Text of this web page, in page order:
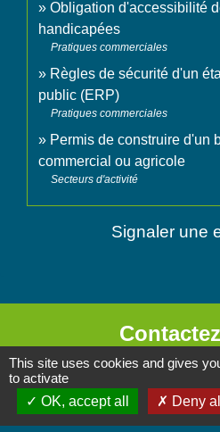
Obligation d'accessibilité
handicapées
Pratiques commerciales
Règles de sécurité d'un
public (ERP)
Pratiques commerciales
Permis de construire d'un
commercial ou agricole
Secteurs d'activité
Signaler une
Commune
52 Place de la
73800 Chignin
This site uses cookies and gives
to activate
OK, accept all
Deny